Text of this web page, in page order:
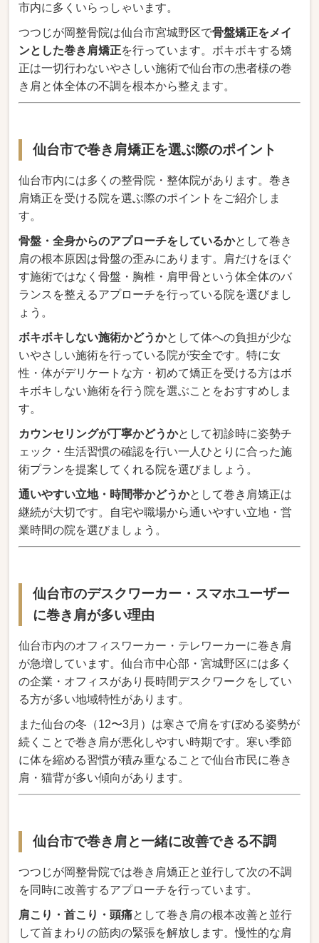
市内に多くいらっしゃいます。
つつじが岡整骨院は仙台市宮城野区で骨盤矯正をメイ
ンとした巻き肩矯正を行っています。ボキボキする矯
正は一切行わないやさしい施術で仙台市の患者様の巻
き肩と体全体の不調を根本から整えます。
仙台市で巻き肩矯正を選ぶ際のポイント
仙台市内には多くの整骨院・整体院があります。巻き
肩矯正を受ける院を選ぶ際のポイントをご紹介しま
す。
骨盤・全身からのアプローチをしているかとして巻き
肩の根本原因は骨盤の歪みにあります。肩だけをほぐ
す施術ではなく骨盤・胸椎・肩甲骨という体全体のバ
ランスを整えるアプローチを行っている院を選びまし
ょう。
ボキボキしない施術かどうかとして体への負担が少な
いやさしい施術を行っている院が安全です。特に女
性・体がデリケートな方・初めて矯正を受ける方はボ
キボキしない施術を行う院を選ぶことをおすすめしま
す。
カウンセリングが丁寧かどうかとして初診時に姿勢チ
ェック・生活習慣の確認を行い一人ひとりに合った施
術プランを提案してくれる院を選びましょう。
通いやすい立地・時間帯かどうかとして巻き肩矯正は
継続が大切です。自宅や職場から通いやすい立地・営
業時間の院を選びましょう。
仙台市のデスクワーカー・スマホユーザー
に巻き肩が多い理由
仙台市内のオフィスワーカー・テレワーカーに巻き肩
が急増しています。仙台市中心部・宮城野区には多く
の企業・オフィスがあり長時間デスクワークをしてい
る方が多い地域特性があります。
また仙台の冬（12〜3月）は寒さで肩をすぼめる姿勢が
続くことで巻き肩が悪化しやすい時期です。寒い季節
に体を縮める習慣が積み重なることで仙台市民に巻き
肩・猫背が多い傾向があります。
仙台市で巻き肩と一緒に改善できる不調
つつじが岡整骨院では巻き肩矯正と並行して次の不調
を同時に改善するアプローチを行っています。
肩こり・首こり・頭痛として巻き肩の根本改善と並行
して首まわりの筋肉の緊張を解放します。慢性的な肩